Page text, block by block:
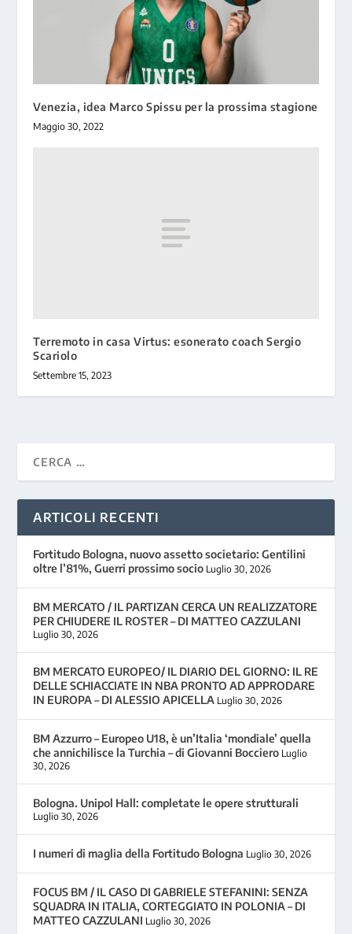
Venezia, idea Marco Spissu per la prossima stagione
Maggio 30, 2022
Terremoto in casa Virtus: esonerato coach Sergio
Scariolo
Settembre 15, 2023
ARTICOLI RECENTI
Fortitudo Bologna, nuovo assetto societario: Gentilini
oltre l’81%, Guerri prossimo socio Luglio 30, 2026
BM MERCATO / IL PARTIZAN CERCA UN REALIZZATORE
PER CHIUDERE IL ROSTER – DI MATTEO CAZZULANI
Luglio 30, 2026
BM MERCATO EUROPEO/ IL DIARIO DEL GIORNO: IL RE
DELLE SCHIACCIATE IN NBA PRONTO AD APPRODARE
IN EUROPA – DI ALESSIO APICELLA Luglio 30, 2026
BM Azzurro – Europeo U18, è un’Italia ‘mondiale’ quella
che annichilisce la Turchia – di Giovanni Bocciero Luglio
30, 2026
Bologna. Unipol Hall: completate le opere strutturali
Luglio 30, 2026
I numeri di maglia della Fortitudo Bologna Luglio 30, 2026
FOCUS BM / IL CASO DI GABRIELE STEFANINI: SENZA
SQUADRA IN ITALIA, CORTEGGIATO IN POLONIA – DI
MATTEO CAZZULANI Luglio 30, 2026